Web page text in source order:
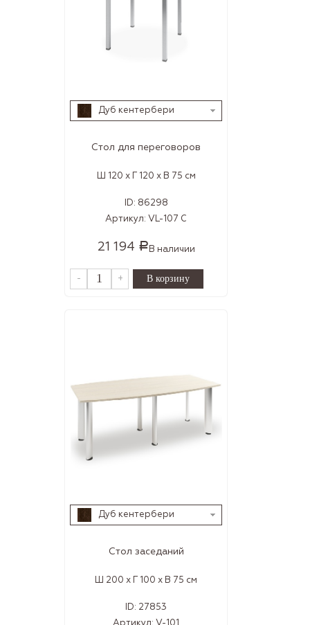
Дуб кентербери
Стол для переговоров
Ш 120 x Г 120 x В 75 см
ID: 86298
Артикул: VL-107 С
21 194 РВ наличии
- +
Дуб кентербери
Стол заседаний
Ш 200 x Г 100 x В 75 см
ID: 27853
Артикул: V-101